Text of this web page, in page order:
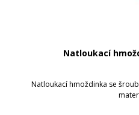
Natloukací
Natloukací hmoždinka se